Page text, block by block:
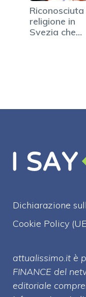
Riconosciuta
religione in
Svezia che
Dichiarazione
Cookie Policy
attualissimo.it è
FINANCE del
editoriale